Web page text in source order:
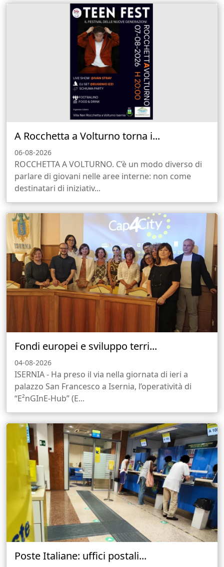
A Rocchetta a Volturno torna i...
06-08-2026
ROCCHETTA A VOLTURNO. C’è un modo diverso di
parlare di giovani nelle aree interne: non come
destinatari di iniziativ...
Fondi europei e sviluppo terri...
04-08-2026
ISERNIA - Ha preso il via nella giornata di ieri a
palazzo San Francesco a Isernia, l’operatività di
“E²nGInE-Hub” (E...
Poste Italiane: uffici postali...